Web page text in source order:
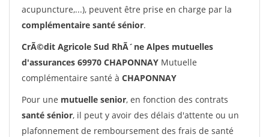
acupuncture,...), peuvent être prise en charge par la
complémentaire santé sénior.
CrÃ©dit Agricole Sud RhÃ´ne Alpes mutuelles
d'assurances 69970 CHAPONNAY Mutuelle
complémentaire santé à CHAPONNAY
Pour une mutuelle senior, en fonction des contrats
santé sénior, il peut y avoir des délais d'attente ou un
plafonnement de remboursement des frais de santé